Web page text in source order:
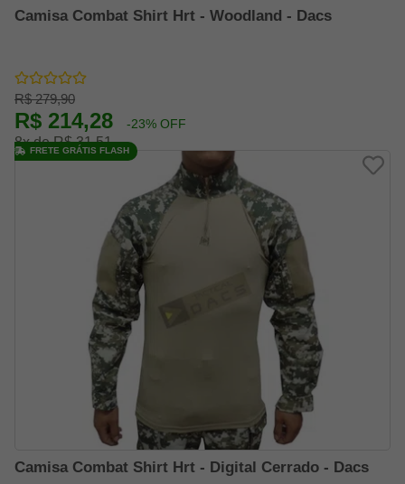
Camisa Combat Shirt Hrt - Woodland - Dacs
R$ 279,90
R$ 214,28 -23% OFF
8x de R$ 31,51
Camisa Combat Shirt Hrt - Digital Cerrado - Dacs
FRETE GRÁTIS FLASH